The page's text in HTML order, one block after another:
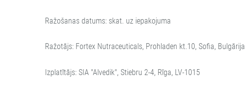
Ražošanas datums: skat. uz iepakojuma
Ražotājs: Fortex Nutraceuticals, Prohladen kt.10, Sofia, Bulgārija
Izplatītājs: SIA "Alvedik", Stiebru 2-4, Rīga, LV-1015